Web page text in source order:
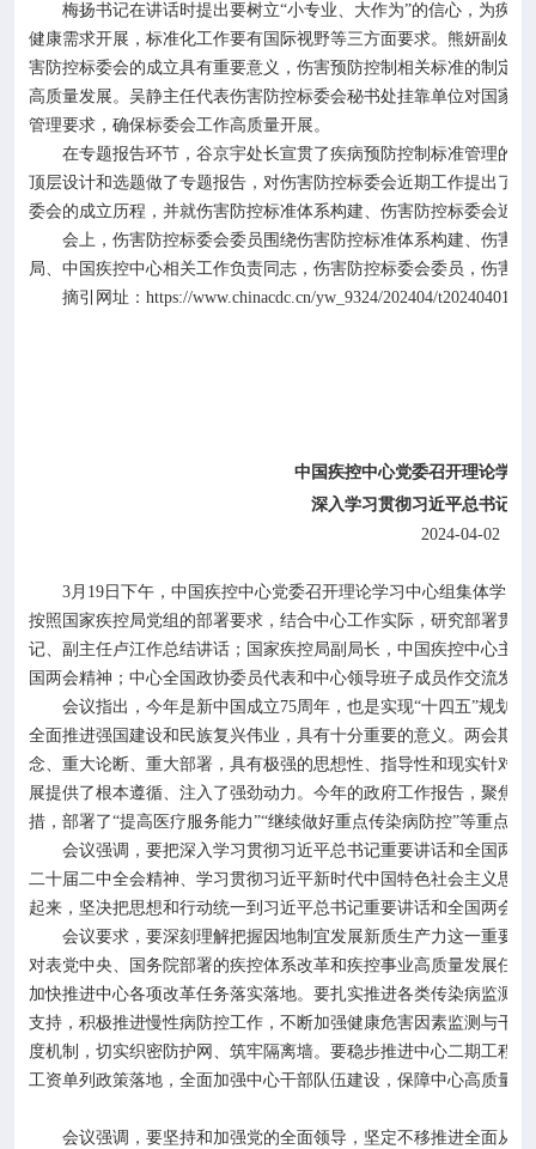
梅扬书记在讲话时提出要树立“小专业、大作为”的信心，为疾
健康需求开展，标准化工作要有国际视野等三方面要求。熊妍副处
害防控标委会的成立具有重要意义，伤害预防控制相关标准的制定
高质量发展。吴静主任代表伤害防控标委会秘书处挂靠单位对国家
管理要求，确保标委会工作高质量开展。
在专题报告环节，谷京宇处长宣贯了疾病预防控制标准管理的相
顶层设计和选题做了专题报告，对伤害防控标委会近期工作提出了
委会的成立历程，并就伤害防控标准体系构建、伤害防控标委会近
会上，伤害防控标委会委员围绕伤害防控标准体系构建、伤害
局、中国疾控中心相关工作负责同志，伤害防控标委会委员，伤害
摘引网址： https://www.chinacdc.cn/yw_9324/202404/
中国疾控中心党委召开理论学习
深入学习贯彻习近平总书记重
2024-04-02
3月 19日下午，中国疾控中心党委召开理论学习中心组集体学习
按照国家疾控局党组的部署要求，结合中心工作实际，研究部署贯
记、副主任卢江作总结讲话；国家疾控局副局长，中国疾控中心主
国两会精神；中心全国政协委员代表和中心领导班子成员作交流发
会议指出，今年是新中国成立75周年，也是实现“十四五”规划
全面推进强国建设和民族复兴伟业，具有十分重要的意义。两会期
念、重大论断、重大部署，具有极强的思想性、指导性和现实针对
展提供了根本遵循、注入了强劲动力。今年的政府工作报告，聚焦
措，部署了“提高医疗服务能力”“继续做好重点传染病防控”等重点
会议强调，要把深入学习贯彻习近平总书记重要讲话和全国两会
二十届二中全会精神、学习贯彻习近平新时代中国特色社会主义思
起来，坚决把思想和行动统一到习近平总书记重要讲话和全国两会精
会议要求，要深刻理解把握因地制宜发展新质生产力这一重要论
对表党中央、国务院部署的疾控体系改革和疾控事业高质量发展任
加快推进中心各项改革任务落实落地。要扎实推进各类传染病监测
支持，积极推进慢性病防控工作，不断加强健康危害因素监测与干
度机制，切实织密防护网、筑牢隔离墙。要稳步推进中心二期工程
工资单列政策落地，全面加强中心干部队伍建设，保障中心高质量
会议强调，要坚持和加强党的全面领导，坚定不移推进全面从严